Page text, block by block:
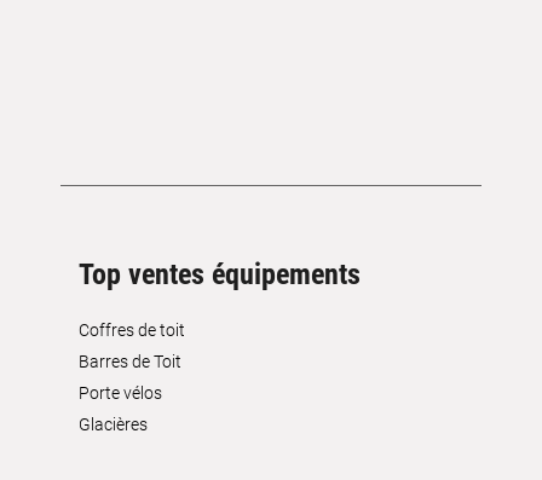
Top ventes équipements
Coffres de toit
Barres de Toit
Porte vélos
Glacières